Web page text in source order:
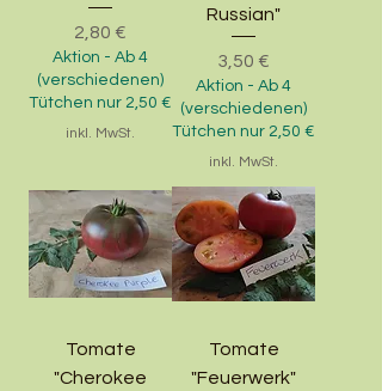
Preis
2,80 €
Aktion - Ab 4
(verschiedenen)
Tütchen nur 2,50 €
inkl. MwSt.
Russian"
Preis
3,50 €
Aktion - Ab 4
(verschiedenen)
Tütchen nur 2,50 €
inkl. MwSt.
Tomate
"Cherokee
Tomate
"Feuerwerk"